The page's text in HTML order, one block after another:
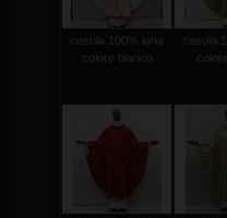
casula 100% lana
colore bianco
casula